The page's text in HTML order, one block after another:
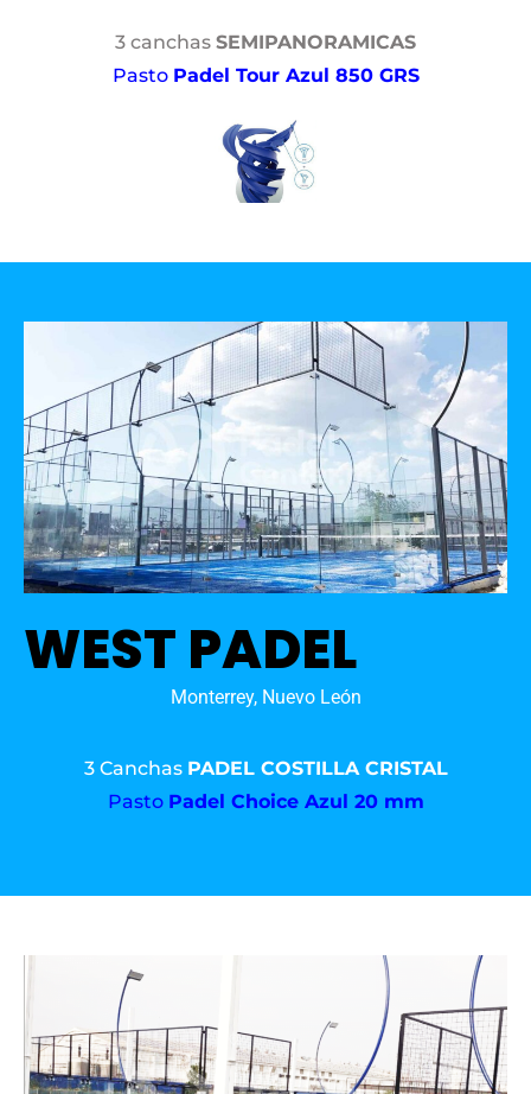
3 canchas SEMIPANORAMICAS
Pasto Padel Tour Azul 850 GRS
WEST PADEL
Monterrey, Nuevo León
3 Canchas PADEL COSTILLA CRISTAL
Pasto Padel Choice Azul 20 mm